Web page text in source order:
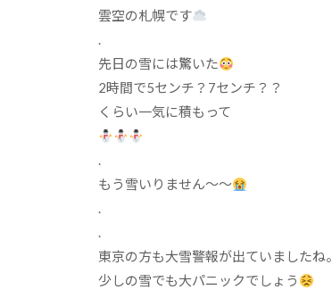
雲空の札幌です
.
先日の雪には驚いた
2時間で5センチ？ 7センチ？？
くらい一気に積もって
.
もう雪いりません～～
.
.
東京の方も大雪警報が出ていましたね。
少しの雪でも大パニックでしょう